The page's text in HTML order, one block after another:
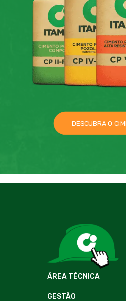
DESCUBRA O
ÁREA TÉCNICA
GESTÃO